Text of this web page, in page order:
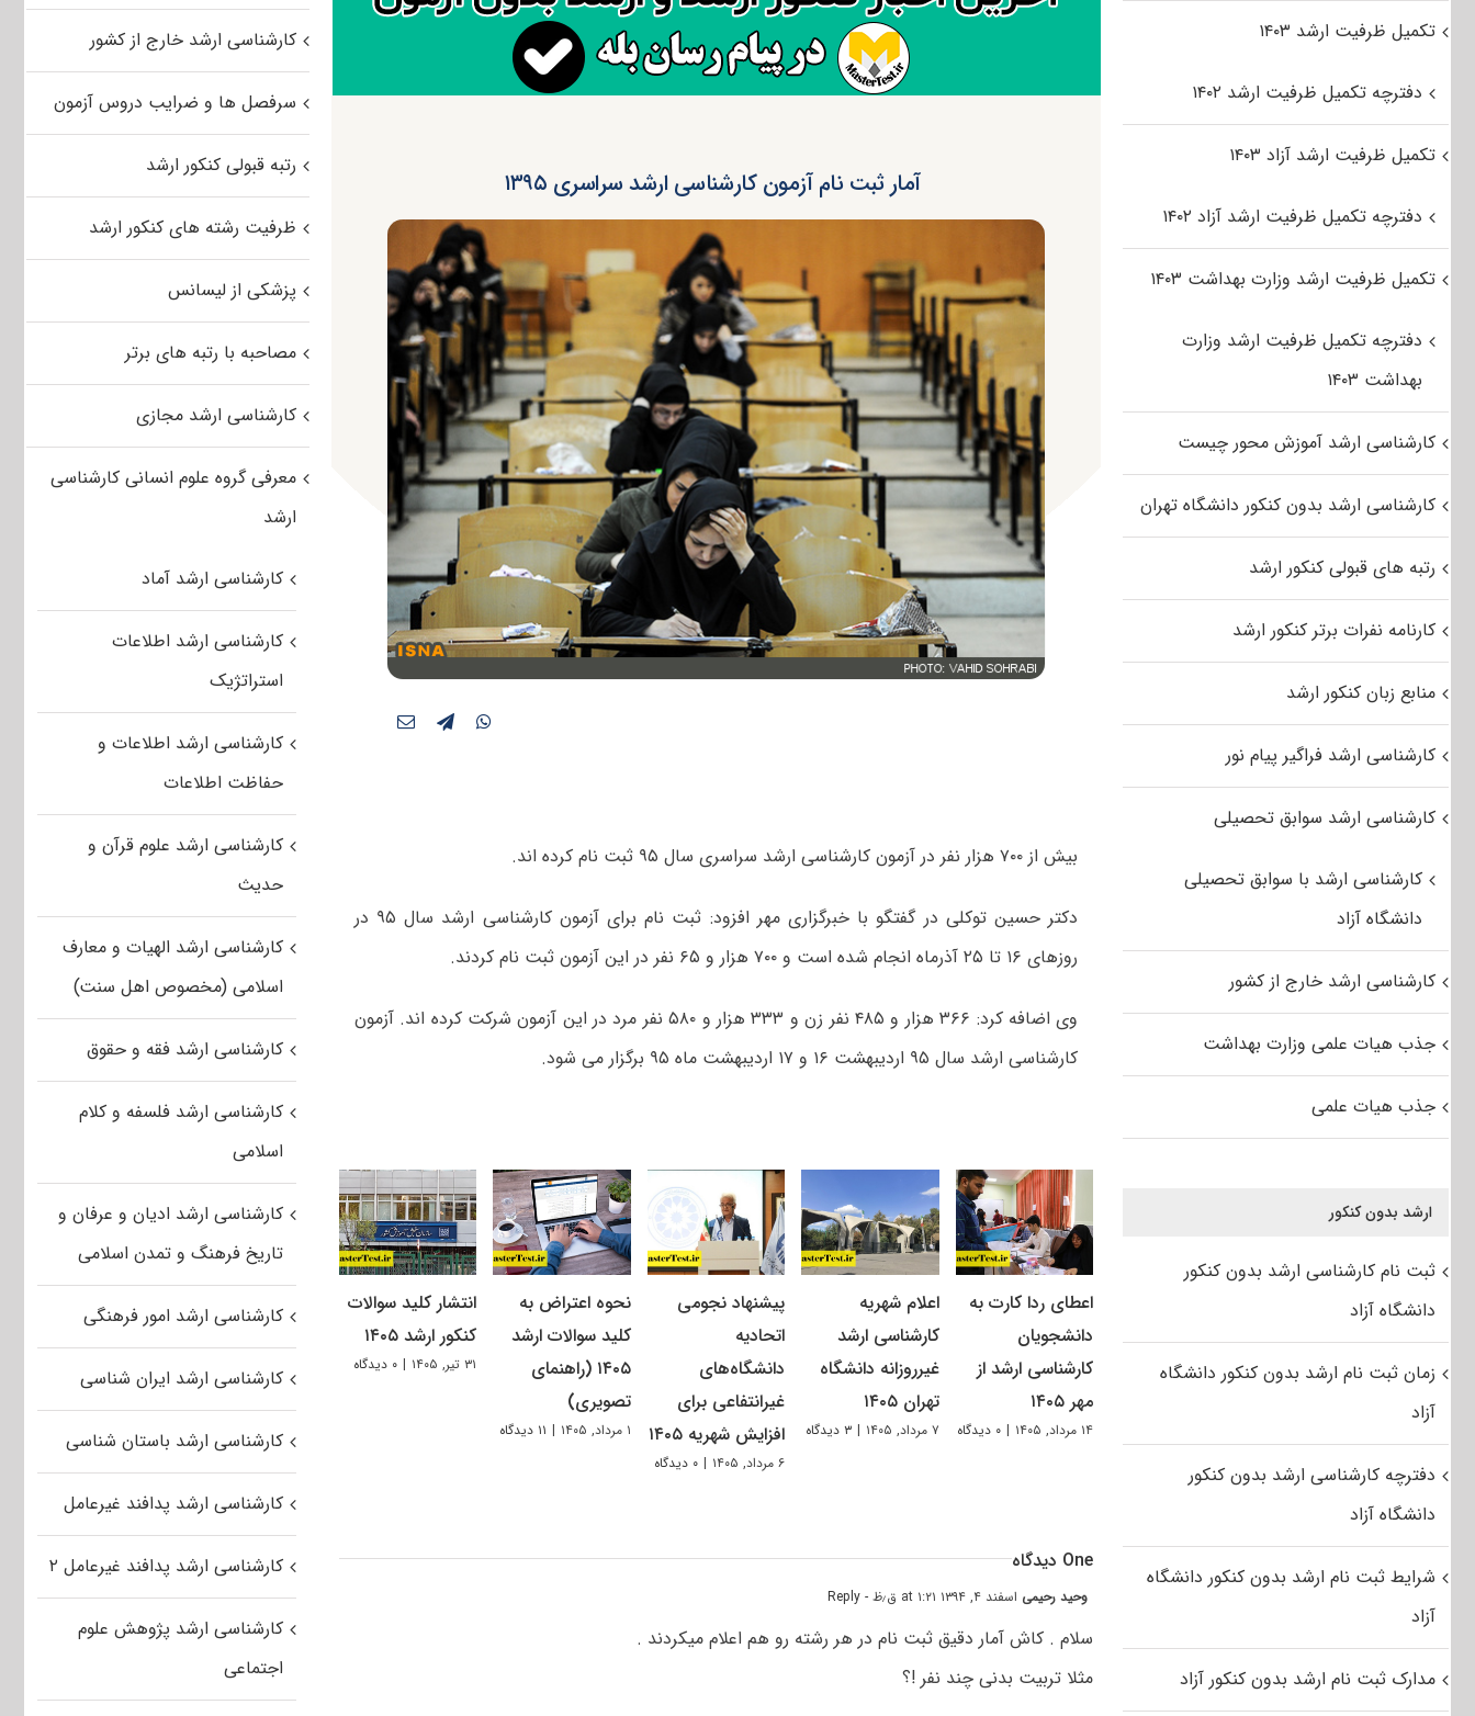
آمار ثبت نام آزمون کارشناسی ارشد سراسری ۱۳۹۵
بیش از ۷۰۰ هزار نفر در آزمون کارشناسی ارشد سراسری سال ۹۵ ثبت نام کرده اند.
دکتر حسین توکلی در گفتگو با خبرگزاری مهر افزود: ثبت نام برای آزمون کارشناسی ارشد سال ۹۵ در
روزهای ۱۶ تا ۲۵ آذرماه انجام شده است و ۷۰۰ هزار و ۶۵ نفر در این آزمون ثبت نام کردند.
وی اضافه کرد: ۳۶۶ هزار و ۴۸۵ نفر زن و ۳۳۳ هزار و ۵۸۰ نفر مرد در این آزمون شرکت کرده اند. آزمون
کارشناسی ارشد سال ۹۵ اردیبهشت ۱۶ و ۱۷ اردیبهشت ماه ۹۵ برگزار می شود.
اعطای ردا کارت به
دانشجویان
کارشناسی ارشد از
مهر ۱۴۰۵
۱۴ مرداد, ۱۴۰۵ | ۰ دیدگاه
اعلام شهریه
کارشناسی ارشد
غیرروزانه دانشگاه
تهران ۱۴۰۵
۷ مرداد, ۱۴۰۵ | ۳ دیدگاه
پیشنهاد نجومی
اتحادیه
دانشگاه‌های
غیرانتفاعی برای
افزایش شهریه ۱۴۰۵
۶ مرداد, ۱۴۰۵ | ۰ دیدگاه
نحوه اعتراض به
کلید سوالات ارشد
۱۴۰۵ (راهنمای
تصویری)
۱ مرداد, ۱۴۰۵ | ۱۱ دیدگاه
انتشار کلید سوالات
کنکور ارشد ۱۴۰۵
۳۱ تیر, ۱۴۰۵ | ۰ دیدگاه
One دیدگاه
وحید رحیمی اسفند ۴, ۱۳۹۴ at ۱:۲۱ ق٫ظ - Reply
سلام . کاش آمار دقیق ثبت نام در هر رشته رو هم اعلام میکردند .
مثلا تربیت بدنی چند نفر !؟
کارشناسی ارشد خارج از کشور
سرفصل ها و ضرایب دروس آزمون
رتبه قبولی کنکور ارشد
ظرفیت رشته های کنکور ارشد
پزشکی از لیسانس
مصاحبه با رتبه های برتر
کارشناسی ارشد مجازی
معرفی گروه علوم انسانی کارشناسی
ارشد
کارشناسی ارشد آماد
کارشناسی ارشد اطلاعات
استراتژیک
کارشناسی ارشد اطلاعات و
حفاظت اطلاعات
کارشناسی ارشد علوم قرآن و
حدیث
کارشناسی ارشد الهیات و معارف
اسلامی (مخصوص اهل سنت)
کارشناسی ارشد فقه و حقوق
کارشناسی ارشد فلسفه و کلام
اسلامی
کارشناسی ارشد ادیان و عرفان و
تاریخ فرهنگ و تمدن اسلامی
کارشناسی ارشد امور فرهنگی
کارشناسی ارشد ایران شناسی
کارشناسی ارشد باستان شناسی
کارشناسی ارشد پدافند غیرعامل
کارشناسی ارشد پدافند غیرعامل ۲
کارشناسی ارشد پژوهش علوم
اجتماعی
تکمیل ظرفیت ارشد ۱۴۰۳
دفترچه تکمیل ظرفیت ارشد ۱۴۰۲
تکمیل ظرفیت ارشد آزاد ۱۴۰۳
دفترچه تکمیل ظرفیت ارشد آزاد ۱۴۰۲
تکمیل ظرفیت ارشد وزارت بهداشت ۱۴۰۳
دفترچه تکمیل ظرفیت ارشد وزارت
بهداشت ۱۴۰۳
کارشناسی ارشد آموزش محور چیست
کارشناسی ارشد بدون کنکور دانشگاه تهران
رتبه های قبولی کنکور ارشد
کارنامه نفرات برتر کنکور ارشد
منابع زبان کنکور ارشد
کارشناسی ارشد فراگیر پیام نور
کارشناسی ارشد سوابق تحصیلی
کارشناسی ارشد با سوابق تحصیلی
دانشگاه آزاد
کارشناسی ارشد خارج از کشور
جذب هیات علمی وزارت بهداشت
جذب هیات علمی
ارشد بدون کنکور
ثبت نام کارشناسی ارشد بدون کنکور
دانشگاه آزاد
زمان ثبت نام ارشد بدون کنکور دانشگاه
آزاد
دفترچه کارشناسی ارشد بدون کنکور
دانشگاه آزاد
شرایط ثبت نام ارشد بدون کنکور دانشگاه
آزاد
مدارک ثبت نام ارشد بدون کنکور آزاد